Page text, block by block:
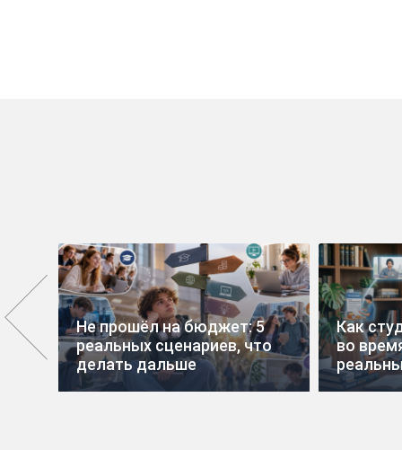
Не прошёл на бюджет: 5
реальных сценариев, что
делать дальше
Как
во